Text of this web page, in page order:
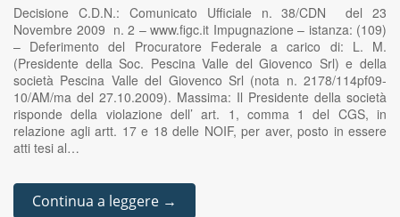
Decisione C.D.N.: Comunicato Ufficiale n. 38/CDN del 23
Novembre 2009 n. 2 – www.figc.it Impugnazione – istanza: (109)
– Deferimento del Procuratore Federale a carico di: L. M.
(Presidente della Soc. Pescina Valle del Giovenco Srl) e della
società Pescina Valle del Giovenco Srl (nota n. 2178/114pf09-
10/AM/ma del 27.10.2009). Massima: Il Presidente della società
risponde della violazione dell’ art. 1, comma 1 del CGS, in
relazione agli artt. 17 e 18 delle NOIF, per aver, posto in essere
atti tesi al…
Continua a leggere →